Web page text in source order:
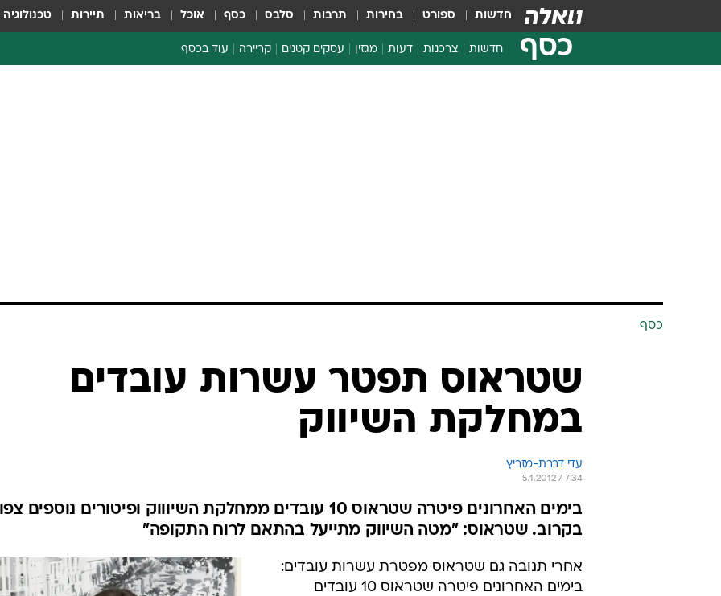
חדשות ספורט בחירות תרבות סלבס כסף אוכל בריאות תיירות טכנולוגיה
כסף חדשות צרכנות דעות מגזין עסקים קטנים קריירה עוד בכסף
כסף
שטראוס תפטר עשרות עובדים
במחלקת השיווק
עדי דברת-מזריץ
5.1.2012 / 7:34
בימים האחרונים פיטרה שטראוס 10 עובדים ממחלקת השיוווק ופיטורים נוספים
בקרוב. שטראוס: "מטה השיווק מתייעל בהתאם לרוח התקופה"
אחרי תנובה גם שטראוס מפטרת עשרות עובדים:
בימים האחרונים פיטרה שטראוס 10 עובדים